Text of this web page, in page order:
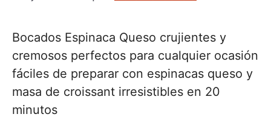
Bocados Espinaca Queso crujientes y
cremosos perfectos para cualquier ocasión
fáciles de preparar con espinacas queso y
masa de croissant irresistibles en 20
minutos